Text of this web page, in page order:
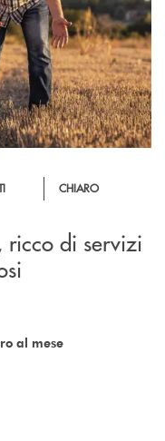
CHIARO
, ricco di servizi
al mese